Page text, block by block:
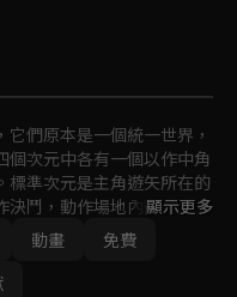
它們原本是一個統一世界，
個次元中各有一個以作中角
標準次元是主角遊矢所在的
決鬥，動作場地內隨機散佈
決鬥者找到動作卡片，即
，鏡頭依序拉到不同的次
顯示更多
動畫
免費